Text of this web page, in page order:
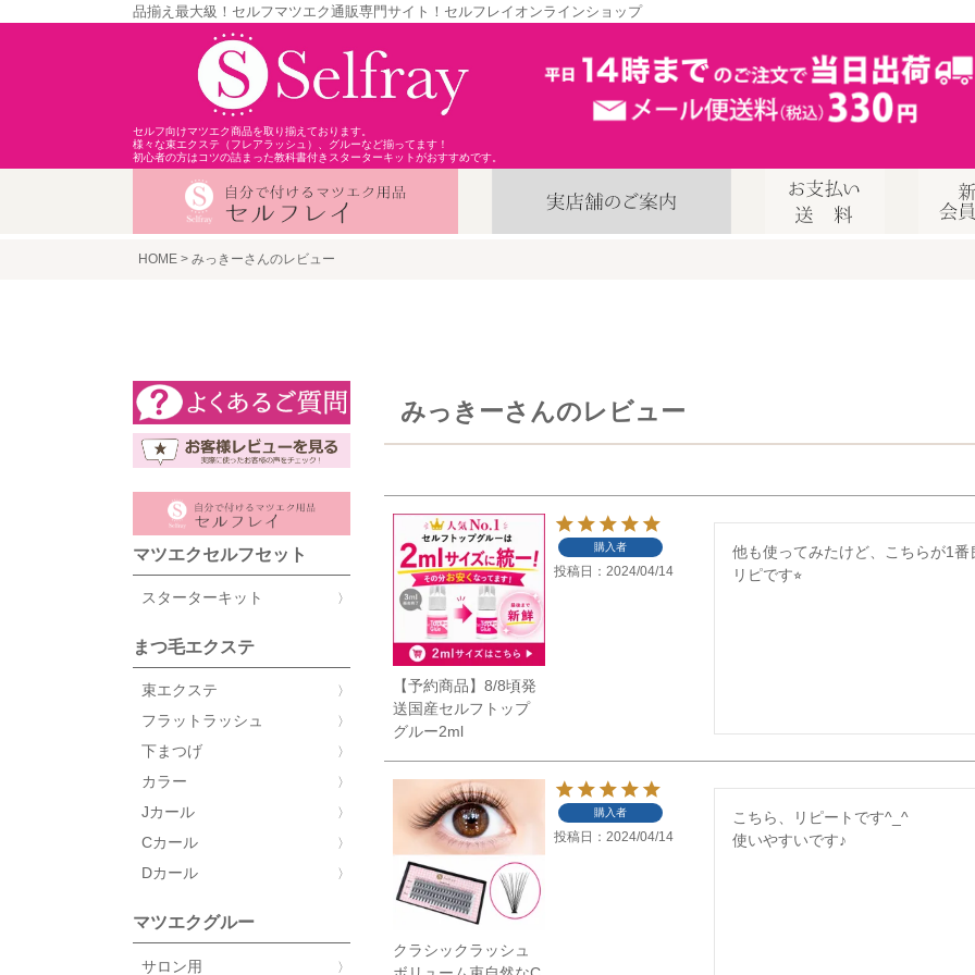
品揃え最大級！セルフマツエク通販専門サイト！セルフレイオンラインショップ
セルフ向けマツエク商品を取り揃えております。
様々な束エクステ（フレアラッシュ）、グルーなど揃ってます！
初心者の方はコツの詰まった教科書付きスターターキットがおすすめです。
HOME みっきーさんのレビュー
マツエクセルフセット
スターターキット
まつ毛エクステ
束エクステ
フラットラッシュ
下まつげ
カラー
Jカール
Cカール
Dカール
マツエクグルー
サロン用
みっきーさんのレビュー
【予約商品】8/8頃発
送国産セルフトップ
グルー2ml
購入者
投稿日 2024/04/14
他も使ってみたけど、こちらが1番
リピです⭐︎
クラシックラッシュ
購入者
投稿日 2024/04/14
こちら、リピートです^_^
使いやすいです♪